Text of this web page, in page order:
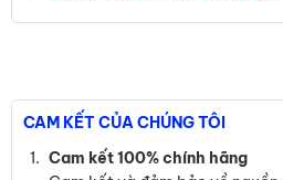
CAM KẾT CỦA CHÚNG TÔI
Cam kết 100% chính hãng